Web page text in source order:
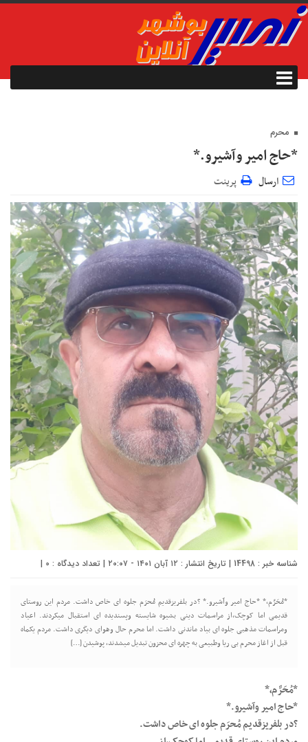
محرم
*حاج امیر وآشیرو.*
ارسال پرینت
شناسه خبر : 14498 | تاریخ انتشار : ۱۲ آبان ۱۴۰۱ - ۲۰:۰۷ | تعداد دیدگاه : 0
|
*مُحَرَّم،* *حاج امیر وآشیرو.* ?در بلفریزقدیم مُحرَم جلوه ای خاص داشت. مردم این روستای
قدیمی اما کوچک،از مراسمات دینی بشیوه شایسته وپسندیده ای استقبال میکردند. اعیاد
ومراسمات مذهبی جلوه ای بیاد ماندنی داشت. اما محرم حال وهوای دیگری داشت. مردم یکماه
قبل از اغاز محرم بی ریا وطبیعی به چهره ای محزون تبدیل میشدند، پوشیدن […]
*مُحَرَّم،*
*حاج امیر وآشیرو.*
?در بلفریزقدیم مُحرَم جلوه ای خاص داشت.